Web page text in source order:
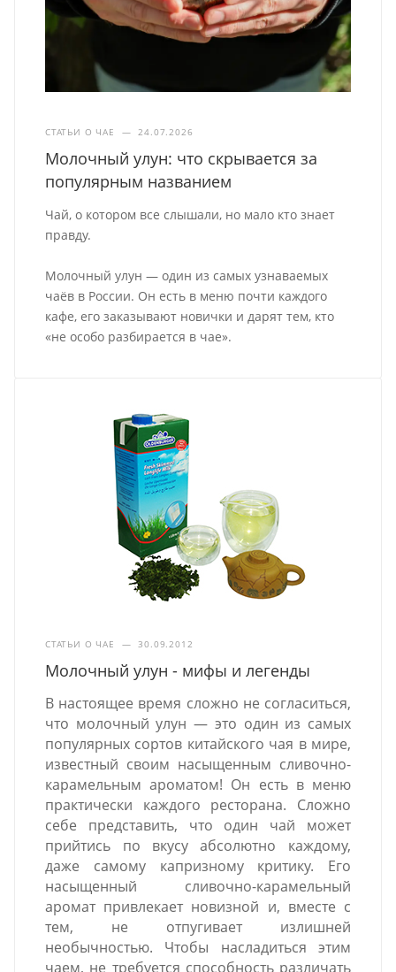
СТАТЬИ О ЧАЕ — 24.07.2026
Молочный улун: что скрывается за
популярным названием
Чай, о котором все слышали, но мало кто знает
правду.
Молочный улун — один из самых узнаваемых
чаёв в России. Он есть в меню почти каждого
кафе, его заказывают новички и дарят тем, кто
«не особо разбирается в чае».
СТАТЬИ О ЧАЕ — 30.09.2012
Молочный улун - мифы и легенды
В настоящее время сложно не согласиться,
что молочный улун — это один из самых
популярных сортов китайского чая в мире,
известный своим насыщенным сливочно-
карамельным ароматом! Он есть в меню
практически каждого ресторана. Сложно
себе представить, что один чай может
прийтись по вкусу абсолютно каждому,
даже самому капризному критику. Его
насыщенный сливочно-карамельный
аромат привлекает новизной и, вместе с
тем, не отпугивает излишней
необычностью. Чтобы насладиться этим
чаем, не требуется способность различать